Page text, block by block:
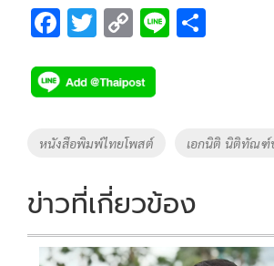
F
e
b
o
k
T
tt
er
C
p
y
Li
k
Li
Tags
หนังสือพิมพ์ไทยโพสต์ เอกนิติ นิติทัณฑ์
ข่าวที่เกี่ยวข้อง